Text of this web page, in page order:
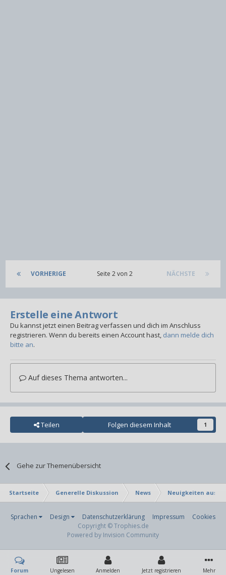
VORHERIGE NÄCHSTE
Seite 2 von 2
Erstelle eine Antwort
Du kannst jetzt einen Beitrag verfassen und dich im Anschluss
registrieren. Wenn du bereits einen Account hast, dann melde dich
bitte an.
Auf dieses Thema antworten...
Teilen Folgen diesem Inhalt 1
Gehe zur Themenübersicht
Startseite Generelle Diskussion News Neuigkeiten aus
Sprachen Design Datenschutzerklärung Impressum
Cookies
Copyright © Trophies.de
Powered by Invision Community
Forum Ungelesen Anmelden Jetzt registrieren Mehr